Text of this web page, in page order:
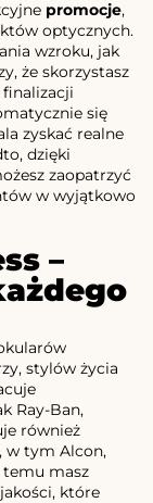
promocje,
optycznych.
wzroku, jak
że skorzystasz
finalizacji
się
zyskać realne
dzięki
zaopatrzyć
w wyjątkowo
–
stylów życia
Ray-Ban,
również
w tym Alcon,
temu masz
które